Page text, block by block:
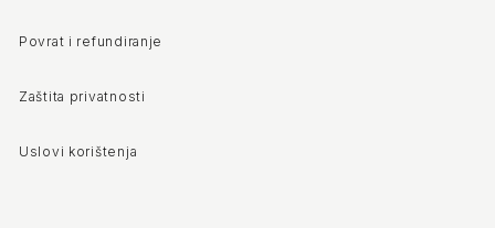
Povrat i refundiranje
Zaštita privatnosti
Uslovi korištenja